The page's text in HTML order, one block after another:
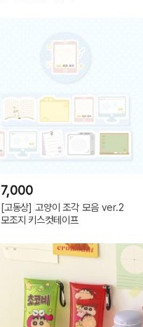
7,000
[고동상] 고양이 조각 모음 ver.2
모조지 키스컷테이프